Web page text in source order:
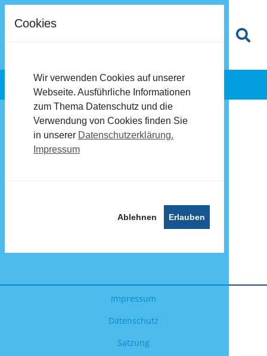
Cookies
Wir verwenden Cookies auf unserer
Webseite. Ausführliche Informationen
zum Thema Datenschutz und die
Verwendung von Cookies finden Sie
in unserer Datenschutzerklärung.
Impressum
Ablehnen Erlauben
Impressum
Datenschutz
Satzung